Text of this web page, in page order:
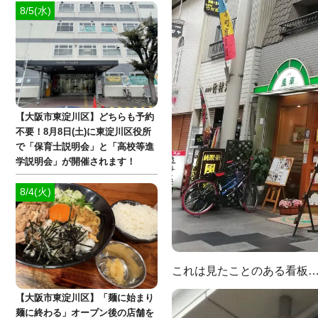
これは見たことのある看板
8/5(水)
【大阪市東淀川区】どちらも予約
不要！8月8日(土)に東淀川区役所
で「保育士説明会」と「高校等進
学説明会」が開催されます！
8/4(火)
【大阪市東淀川区】「麺に始まり
麺に終わる」オープン後の店舗を